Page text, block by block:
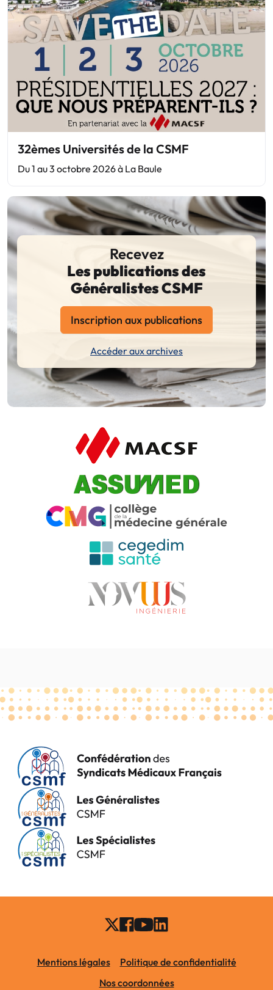
32èmes Universités de la CSMF
Du 1 au 3 octobre 2026 à La Baule
Recevez
Les publications des
Généralistes CSMF
Inscription aux publications
Accéder aux archives
Mentions légales
Politique de confidentialité
Nos coordonnées